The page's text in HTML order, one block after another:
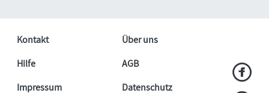
Kontakt
Über uns
Hilfe
AGB
Impressum
Datenschutz